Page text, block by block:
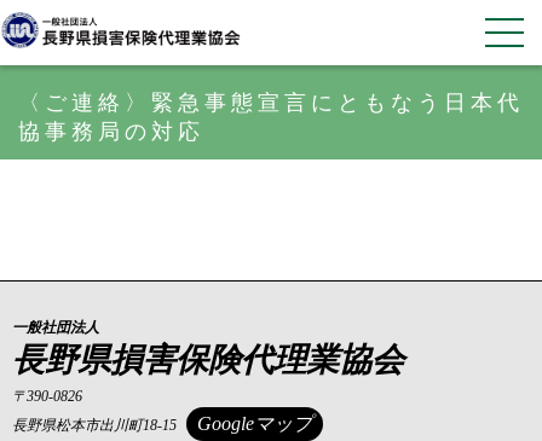
〈ご連絡〉緊急事態宣言にともなう日本代
協事務局の対応
一般社団法人
長野県損害保険代理業協会
〒390-0826
長野県松本市出川町18-15
Googleマップ